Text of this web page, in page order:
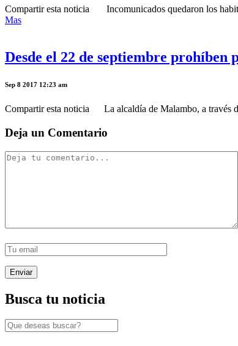
Compartir esta noticia Incomunicados quedaron los
Mas
Desde el 22 de septiembre
Sep 8 2017 12:23 am
Compartir esta noticia La alcaldía de Malambo, a través
Deja un Comentario
Busca tu noticia